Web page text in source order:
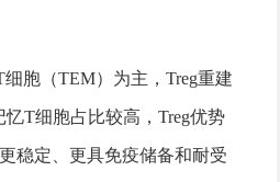
胞（TEM）为主，Treg重建
T细胞占比较高，Treg优势
稳定、更具免疫储备和耐受